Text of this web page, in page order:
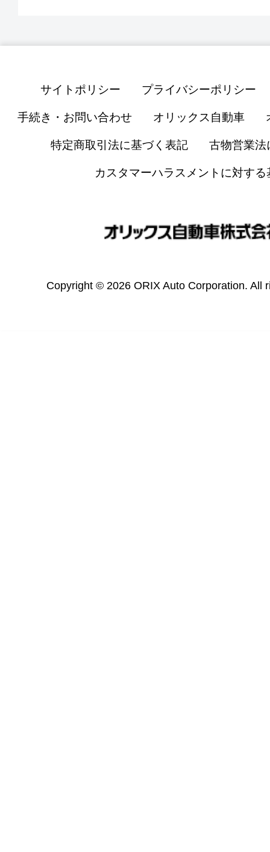
サイトポリシー プライバシーポリシー
手続き・お問い合わせ オリックス自動車
特定商取引法に基づく表記 古物営業法
カスタマーハラスメントに対する
Copyright © 2026 ORIX Auto Corporation. All